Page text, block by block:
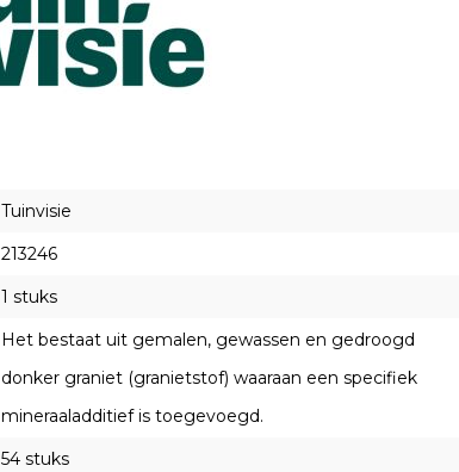
Tuinvisie
213246
1 stuks
Het bestaat uit gemalen, gewassen en gedroogd
donker graniet (granietstof) waaraan een specifiek
mineraaladditief is toegevoegd.
54 stuks